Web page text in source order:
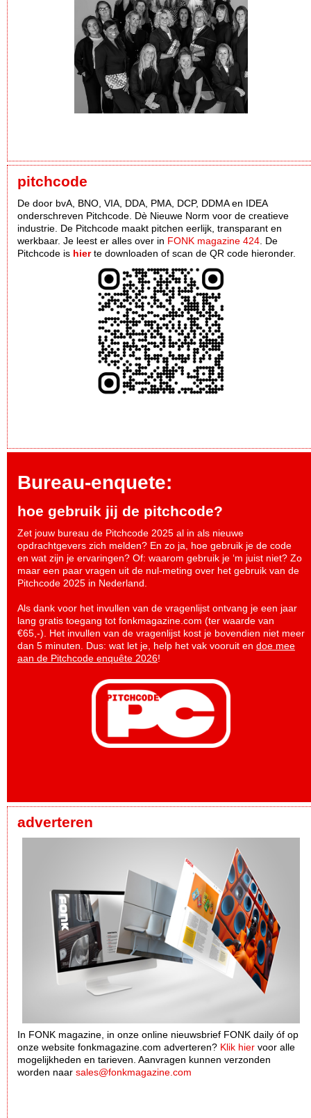
pitchcode
De door bvA, BNO, VIA, DDA, PMA, DCP, DDMA en IDEA
onderschreven Pitchcode. Dè Nieuwe Norm voor de creatieve
industrie. De Pitchcode maakt pitchen eerlijk, transparant en
werkbaar. Je leest er alles over in FONK magazine 424 . De
Pitchcode is hierte downloaden of scan de QR code hieronder.
Bureau-enquete:
hoe gebruik jij de pitchcode?
Zet jouw bureau de Pitchcode 2025 al in als nieuwe
opdrachtgevers zich melden? En zo ja, hoe gebruik je de code
en wat zijn je ervaringen? Of: waarom gebruik je ‘m juist niet? Zo
maar een paar vragen uit de nul-meting over het gebruik van de
Pitchcode 2025 in Nederland.
Als dank voor het invullen van de vragenlijst ontvang je een jaar
lang gratis toegang tot fonkmagazine.com (ter waarde van
€65,-). Het invullen van de vragenlijst kost je bovendien niet meer
dan 5 minuten. Dus: wat let je, help het vak vooruit en doe mee
aan de Pitchcode enquête 2026!
adverteren
In FONK magazine, in onze online nieuwsbrief FONK daily óf op
onze website fonkmagazine.com adverteren? Klik hier voor alle
mogelijkheden en tarieven. Aanvragen kunnen verzonden
worden naar sales@fonkmagazine.com